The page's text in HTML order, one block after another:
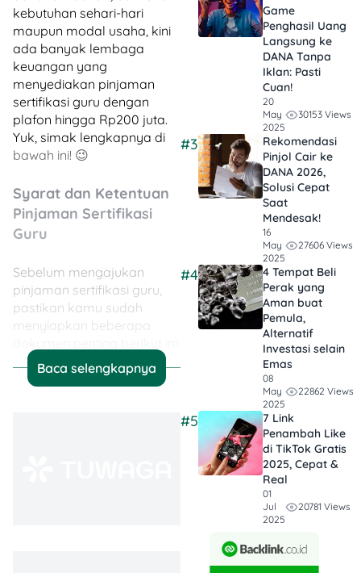
kebutuhan sehari-hari
maupun modal usaha, kini
ada banyak lembaga
keuangan yang
menyediakan pinjaman
sertifikasi guru dengan
plafon hingga Rp200 juta.
Yuk, simak lengkapnya di
bawah ini! 😉
Syarat dan Ketentuan
Pinjaman Sertifikasi
Guru
Sebelum mengajukan
pinjaman sertifikasi guru,
pastikan kamu sudah
menyiapkan beberapa
Fotokopi
Baca selengkapnya
Game
Penghasil Uang
Langsung ke
DANA Tanpa
Iklan​: Pasti
Cuan!
20
May
2025
30153 Views
#3
Rekomendasi
Pinjol Cair ke
DANA 2026,
Solusi Cepat
Saat
Mendesak!
16
May
2025
27606 Views
#4
4 Tempat Beli
Perak yang
Aman buat
Pemula,
Alternatif
Investasi selain
Emas
08
May
2025
22862 Views
#5
7 Link
Penambah Like
di TikTok Gratis
2025, Cepat &
Real
01
Jul
2025
20781 Views